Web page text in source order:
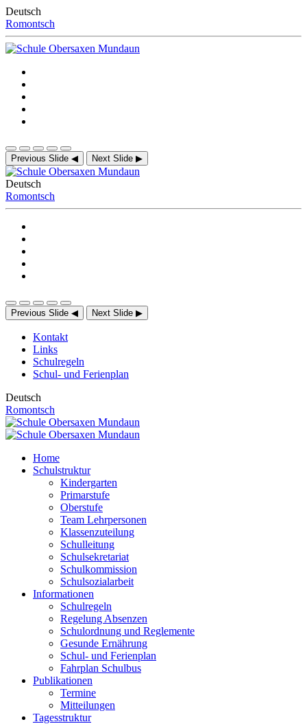
Deutsch
Romontsch
Previous Slide ◀ Next Slide ▶
Deutsch
Romontsch
Previous Slide ◀ Next Slide ▶
Kontakt
Links
Schulregeln
Schul- und Ferienplan
Deutsch
Romontsch
Home
Schulstruktur
Kindergarten
Primarstufe
Oberstufe
Team Lehrpersonen
Klassenzuteilung
Schulleitung
Schulsekretariat
Schulkommission
Schulsozialarbeit
Informationen
Schulregeln
Regelung Absenzen
Schulordnung und Reglemente
Gesunde Ernährung
Schul- und Ferienplan
Fahrplan Schulbus
Publikationen
Termine
Mitteilungen
Tagesstruktur